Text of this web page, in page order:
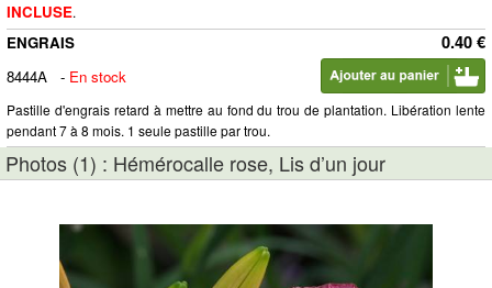
INCLUSE.
0.40 €
ENGRAIS
8444A
- En stock
Pastille d'engrais retard à mettre au fond du trou de plantation. Libération lente
pendant 7 à 8 mois. 1 seule pastille par trou.
Photos (1) : Hémérocalle rose, Lis d’un jour